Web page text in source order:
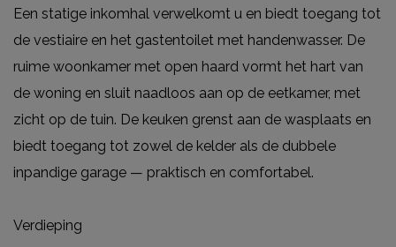
Een statige inkomhal verwelkomt u en biedt toegang tot
de vestiaire en het gastentoilet met handenwasser. De
ruime woonkamer met open haard vormt het hart van
de woning en sluit naadloos aan op de eetkamer, met
zicht op de tuin. De keuken grenst aan de wasplaats en
biedt toegang tot zowel de kelder als de dubbele
inpandige garage — praktisch en comfortabel.
Verdieping